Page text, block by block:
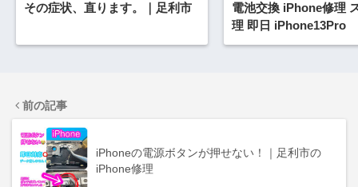
その症状、直ります。｜足利市
電池交換 iPhone修理
理 即日 iPhone13Pro
前の記事
iPhoneの電源ボタンが押せない！｜足利市の
iPhone修理